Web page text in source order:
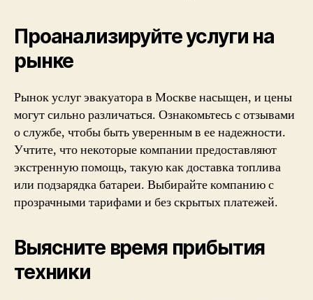
Проанализируйте услуги на
рынке
Рынок услуг эвакуатора в Москве насыщен, и цены
могут сильно различаться. Ознакомьтесь с отзывами
о службе, чтобы быть уверенным в ее надежности.
Учтите, что некоторые компании предоставляют
экстренную помощь, такую как доставка топлива
или подзарядка батареи. Выбирайте компанию с
прозрачными тарифами и без скрытых платежей.
Выясните время прибытия
техники